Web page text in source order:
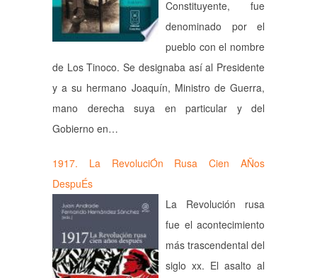
Constituyente, fue
denominado por el
pueblo con el nombre
de Los Tinoco. Se designaba así al Presidente
y a su hermano Joaquín, Ministro de Guerra,
mano derecha suya en particular y del
Gobierno en…
1917. La RevoluciÓn Rusa Cien AÑos
DespuÉs
La Revolución rusa
fue el acontecimiento
más trascendental del
siglo xx. El asalto al